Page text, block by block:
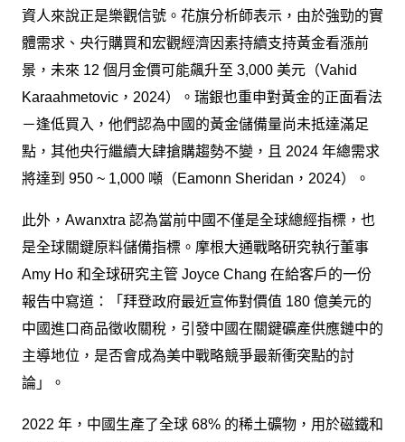
資人來說正是樂觀信號。花旗分析師表示，由於強勁的實
體需求、央行購買和宏觀經濟因素持續支持黃金看漲前
景，未來 12 個月金價可能飆升至 3,000 美元（Vahid
Karaahmetovic，2024）。瑞銀也重申對黃金的正面看法
－逢低買入，他們認為中國的黃金儲備量尚未抵達滿足
點，其他央行繼續大肆搶購趨勢不變，且 2024 年總需求
將達到 950 ~ 1,000 噸（Eamonn Sheridan，2024）。
此外，Awanxtra 認為當前中國不僅是全球總經指標，也
是全球關鍵原料儲備指標。摩根大通戰略研究執行董事
Amy Ho 和全球研究主管 Joyce Chang 在給客戶的一份
報告中寫道：「拜登政府最近宣佈對價值 180 億美元的
中國進口商品徵收關稅，引發中國在關鍵礦產供應鏈中的
主導地位，是否會成為美中戰略競爭最新衝突點的討
論」。
2022 年，中國生產了全球 68% 的稀土礦物，用於磁鐵和